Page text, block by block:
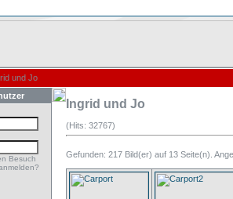
und Jo
Besuch
Ingrid und Jo
(Hits: 32767)
Gefunden: 217 Bild(er) auf 13 Seite(n).